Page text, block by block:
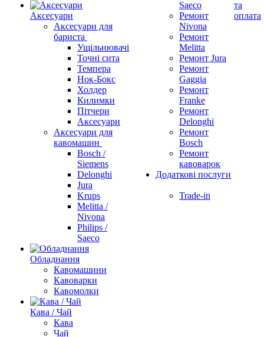
Аксесуари
Аксесуари для
бариста
Ущільнювачі
Точні сита
Темпера
Нок-Бокс
Холдер
Килимки
Пітчери
Аксесуари
Аксесуари для
кавомашин
Bosch /
Siemens
Delonghi
Jura
Krups
Melitta /
Nivona
Philips /
Saeco
Обладнання
Кавомашини
Кавоварки
Кавомолки
Кава / Чай
Кава
Чай
Saeco
Ремонт
Nivona
Ремонт
Melitta
Ремонт Jura
Ремонт
Gaggia
Ремонт
Franke
Ремонт
Delonghi
Ремонт
Bosch
Ремонт
кавоварок
Додаткові послуги
Trade-in
та
оплата